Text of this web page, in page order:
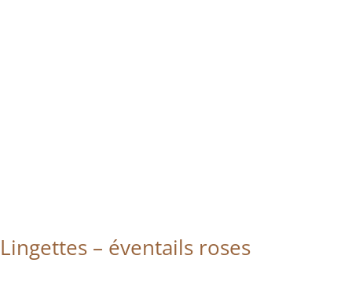
Lingettes – éventails roses